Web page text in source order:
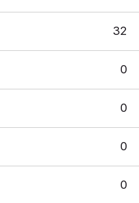
32
0
0
0
0